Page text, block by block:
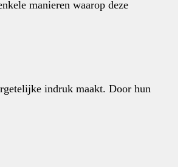
manieren waarop deze
indruk maakt. Door hun